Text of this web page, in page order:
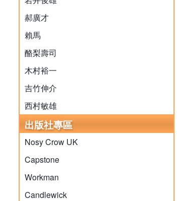
郝廣才
賴馬
酪梨壽司
木村裕一
吉竹伸介
西村敏雄
出版社專區
Nosy Crow UK
Capstone
Workman
Candlewick